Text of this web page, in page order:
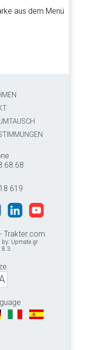
aus dem Menü
619
Trakter.com
by: Upmate.gr